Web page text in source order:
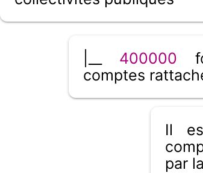
400000
comptes
Il
par